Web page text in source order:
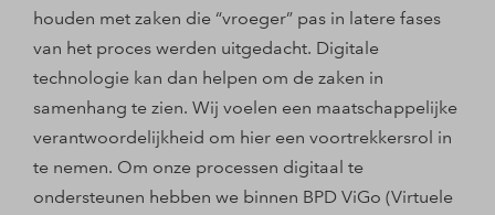
houden met zaken die “vroeger” pas in latere fases
van het proces werden uitgedacht. Digitale
technologie kan dan helpen om de zaken in
samenhang te zien. Wij voelen een maatschappelijke
verantwoordelijkheid om hier een voortrekkersrol in
te nemen. Om onze processen digitaal te
ondersteunen hebben we binnen BPD ViGo (Virtuele